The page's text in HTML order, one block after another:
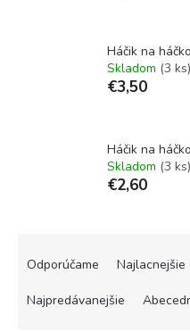
Háčik na
Skladom (3 ks)
€3,50
Háčik na
Skladom (3 ks)
€2,60
Odporúčame Najlacnejšie
Najpredávanejšie